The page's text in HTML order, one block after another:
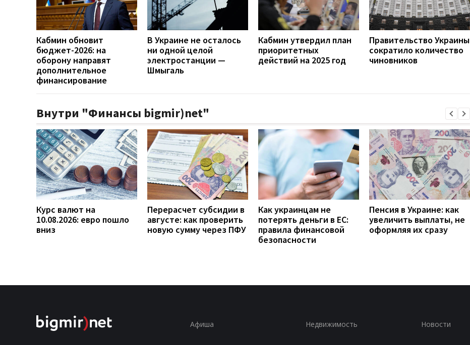
Кабмин обновит
бюджет-2026: на
оборону направят
дополнительное
финансирование
В Украине не осталось
ни одной целой
электростанции —
Шмыгаль
Кабмин утвердил план
приоритетных
действий на 2025 год
Правительство Украины
сократило количество
чиновников
Внутри "Финансы bigmir)net"
Курс валют на
10.08.2026: евро пошло
вниз
Перерасчет субсидии в
августе: как проверить
новую сумму через ПФУ
Как украинцам не
потерять деньги в ЕС:
правила финансовой
безопасности
Пенсия в Украине: как
увеличить выплаты, не
оформляя их сразу
Афиша Недвижимость Новости